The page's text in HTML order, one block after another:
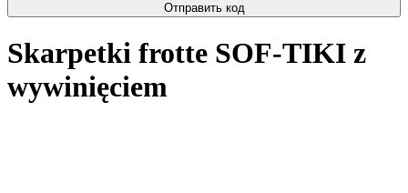
Отправить код
Skarpetki frotte SOF-TIKI z
wywinięciem